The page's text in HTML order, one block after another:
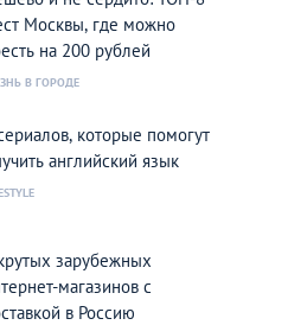
Москвы, где можно
на 200 рублей
В ГОРОДЕ
которые помогут
английский язык
зарубежных
магазинов с
в Россию